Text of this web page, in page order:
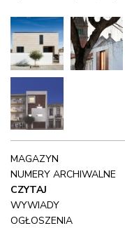
MAGAZYN
NUMERY ARCHIWALNE
CZYTAJ
WYWIADY
OGŁOSZENIA